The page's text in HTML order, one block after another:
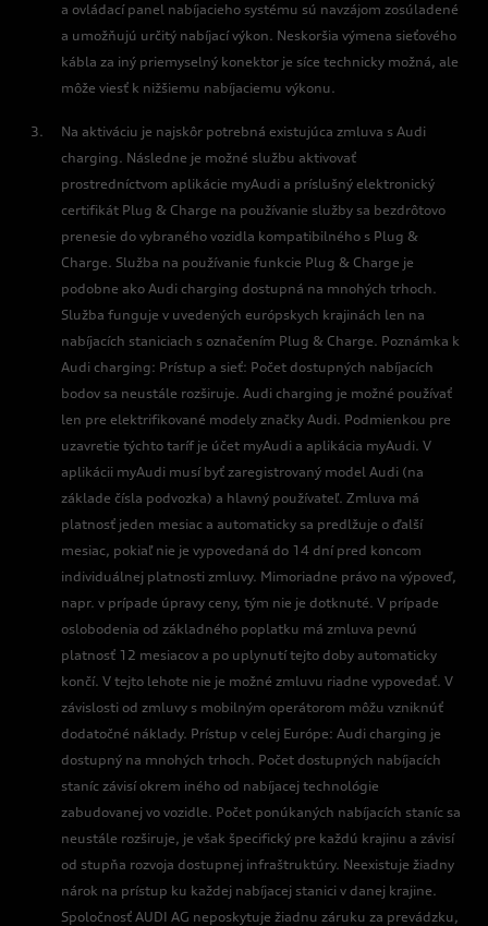
a ovládací panel nabíjacieho systému sú navzájom zosúladené
a umožňujú určitý nabíjací výkon. Neskoršia výmena sieťového
kábla za iný priemyselný konektor je síce technicky možná, ale
môže viesť k nižšiemu nabíjaciemu výkonu.
Na aktiváciu je najskôr potrebná existujúca zmluva s Audi
charging. Následne je možné službu aktivovať
prostredníctvom aplikácie myAudi a príslušný elektronický
certifikát Plug & Charge na používanie služby sa bezdrôtovo
prenesie do vybraného vozidla kompatibilného s Plug &
Charge. Služba na používanie funkcie Plug & Charge je
podobne ako Audi charging dostupná na mnohých trhoch.
Služba funguje v uvedených európskych krajinách len na
nabíjacích staniciach s označením Plug & Charge. Poznámka k
Audi charging: Prístup a sieť: Počet dostupných nabíjacích
bodov sa neustále rozširuje. Audi charging je možné používať
len pre elektrifikované modely značky Audi. Podmienkou pre
uzavretie týchto taríf je účet myAudi a aplikácia myAudi. V
aplikácii myAudi musí byť zaregistrovaný model Audi (na
základe čísla podvozka) a hlavný používateľ. Zmluva má
platnosť jeden mesiac a automaticky sa predlžuje o ďalší
mesiac, pokiaľ nie je vypovedaná do 14 dní pred koncom
individuálnej platnosti zmluvy. Mimoriadne právo na výpoveď,
napr. v prípade úpravy ceny, tým nie je dotknuté. V prípade
oslobodenia od základného poplatku má zmluva pevnú
platnosť 12 mesiacov a po uplynutí tejto doby automaticky
končí. V tejto lehote nie je možné zmluvu riadne vypovedať. V
závislosti od zmluvy s mobilným operátorom môžu vzniknúť
dodatočné náklady. Prístup v celej Európe: Audi charging je
dostupný na mnohých trhoch. Počet dostupných nabíjacích
staníc závisí okrem iného od nabíjacej technológie
zabudovanej vo vozidle. Počet ponúkaných nabíjacích staníc sa
neustále rozširuje, je však špecifický pre každú krajinu a závisí
od stupňa rozvoja dostupnej infraštruktúry. Neexistuje žiadny
nárok na prístup ku každej nabíjacej stanici v danej krajine.
Spoločnosť AUDI AG neposkytuje žiadnu záruku za prevádzku,